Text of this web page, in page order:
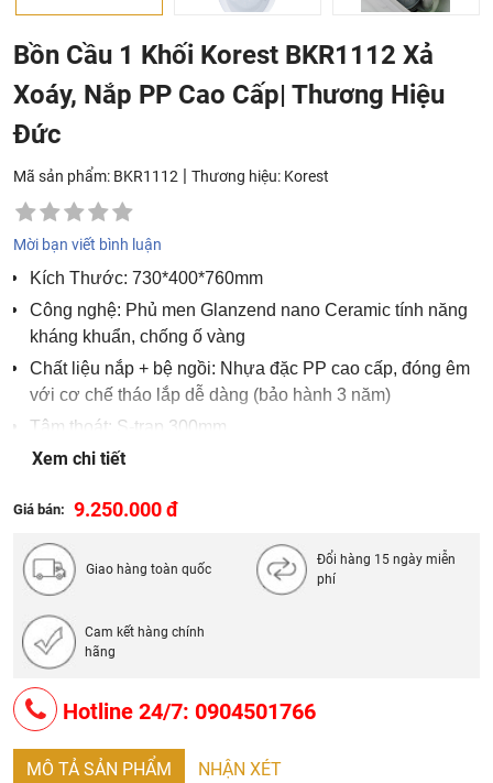
Bồn Cầu 1 Khối Korest BKR1112 Xả
Xoáy, Nắp PP Cao Cấp| Thương Hiệu
Đức
Mã sản phẩm: BKR1112 | Thương hiệu: Korest
Mời bạn viết bình luận
Kích Thước: 730*400*760mm
Công nghệ: Phủ men Glanzend nano Ceramic tính năng
kháng khuẩn, chống ố vàng
Chất liệu nắp + bệ ngồi: Nhựa đặc PP cao cấp, đóng êm
với cơ chế tháo lắp dễ dàng (bảo hành 3 năm)
Tâm thoát: S-trap 300mm
Vành xả: Rimfree (Vành thẳng không góc khuất)
chế độ xả tiểu, xả đại tiết kiệm nước
Phụ kiện két: Sử dụng phụ kiện nước K-Friendly-W (bảo
hành 5 năm)
ngăn mùi
Yêu cầu kích hoạt bảo hành điện tử
Sản phẩm được phân phối tại các tỉnh thành thuộc khu
vực phía Bắc
Xem chi tiết
Giá bán: 9.250.000 đ
Giao hàng toàn quốc
Đổi hàng 15 ngày miễn
phí
Cam kết hàng chính
hãng
Hotline 24/7: 0904501766
MÔ TẢ SẢN PHẨM NHẬN XÉT